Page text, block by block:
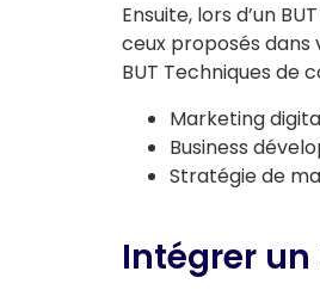
Ensuite, lors d’un
ceux proposés dans
BUT Techniques de
Marketing
Business
Stratégie de
Intégrer un